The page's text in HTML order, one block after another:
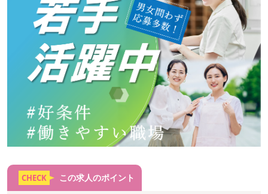
CHECK この求人のポイント